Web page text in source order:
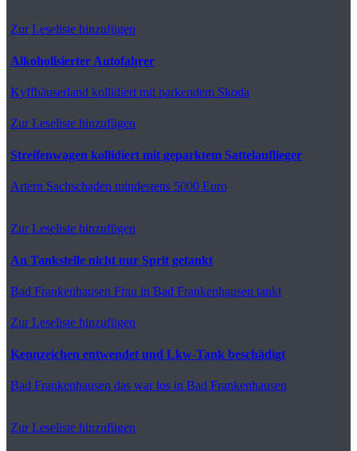
Zur Leseliste hinzufügen
Alkoholisierter Autofahrer
Kyffhäuserland kollidiert mit parkendem Skoda
Zur Leseliste hinzufügen
Streifenwagen kollidiert mit geparktem Sattelauflieger
Artern Sachschaden mindestens 5000 Euro
Zur Leseliste hinzufügen
An Tankstelle nicht nur Sprit getankt
Bad Frankenhausen Frau in Bad Frankenhausen tankt
Zur Leseliste hinzufügen
Kennzeichen entwendet und Lkw-Tank beschädigt
Bad Frankenhausen das war los in Bad Frankenhausen
Zur Leseliste hinzufügen